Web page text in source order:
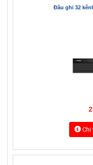
Đầu ghi 32
Chi